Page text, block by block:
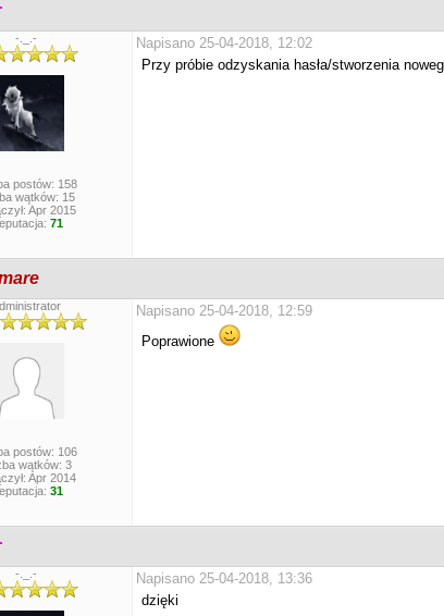
-._.-
postów: 158
wątków: 15
Apr 2015
71
Napisano 25-04-2018, 12:02
Przy próbie odzyskania hasła/stworzenia
postów: 106
wątków: 3
Apr 2014
31
Napisano 25-04-2018, 12:59
Poprawione
-._.-
Napisano 25-04-2018, 13:36
dzięki